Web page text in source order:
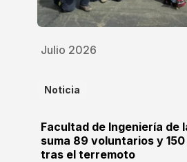
Julio 2026
Noticia
Facultad de Ingeniería de
suma 89 voluntarios y
tras el terremoto